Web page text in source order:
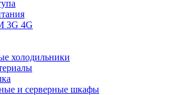
3G 4G
холодильники
и серверные шкафы